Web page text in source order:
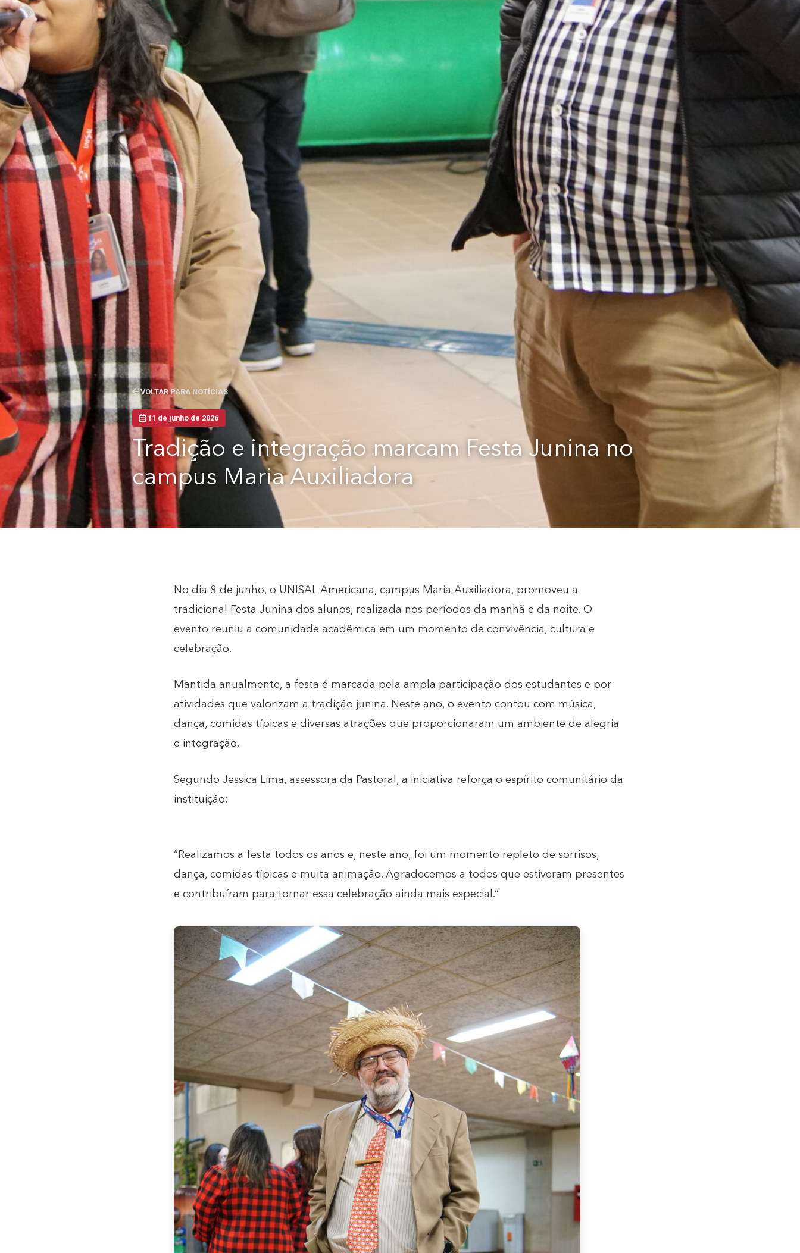
VOLTAR PARA NOTÍCIAS
11 de junho de 2026
Tradição e integração marcam Festa Junina no
campus Maria Auxiliadora
No dia 8 de junho, o UNISAL Americana, campus Maria Auxiliadora, promoveu a
tradicional Festa Junina dos alunos, realizada nos períodos da manhã e da noite. O
evento reuniu a comunidade acadêmica em um momento de convivência, cultura e
celebração.
Mantida anualmente, a festa é marcada pela ampla participação dos estudantes e por
atividades que valorizam a tradição junina. Neste ano, o evento contou com música,
dança, comidas típicas e diversas atrações que proporcionaram um ambiente de alegria
e integração.
Segundo Jessica Lima, assessora da Pastoral, a iniciativa reforça o espírito comunitário da
instituição:
“Realizamos a festa todos os anos e, neste ano, foi um momento repleto de sorrisos,
dança, comidas típicas e muita animação. Agradecemos a todos que estiveram presentes
e contribuíram para tornar essa celebração ainda mais especial.”